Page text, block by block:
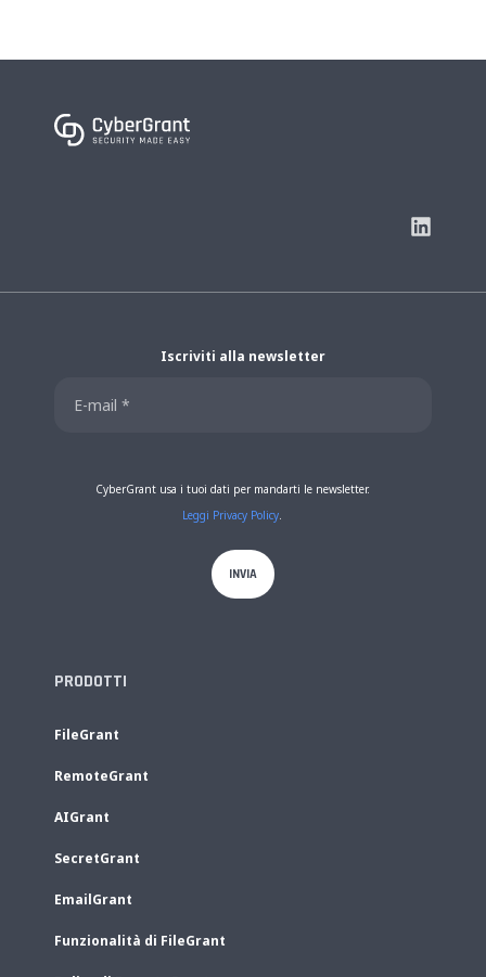
Iscriviti alla newsletter
CyberGrant usa i tuoi dati per mandarti le newsletter.
Leggi Privacy Policy.
PRODOTTI
FileGrant
RemoteGrant
AIGrant
SecretGrant
EmailGrant
Funzionalità di FileGrant